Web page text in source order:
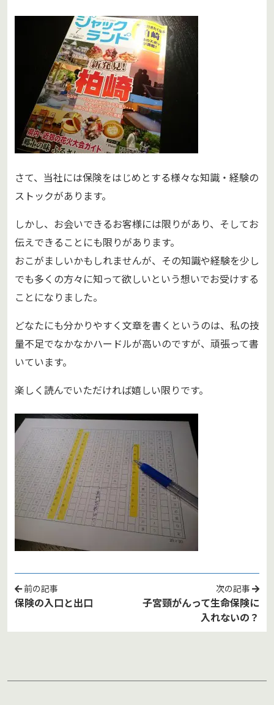
さて、当社には保険をはじめとする様々な知識・経験の
ストックがあります。
しかし、お会いできるお客様には限りがあり、そしてお
伝えできることにも限りがあります。
おこがましいかもしれませんが、その知識や経験を少し
でも多くの方々に知って欲しいという想いでお受けする
ことになりました。
どなたにも分かりやすく文章を書くというのは、私の技
量不足でなかなかハードルが高いのですが、頑張って書
いています。
楽しく読んでいただければ嬉しい限りです。
前の記事
保険の入口と出口
次の記事
子宮頸がんって生命保険に
入れないの？